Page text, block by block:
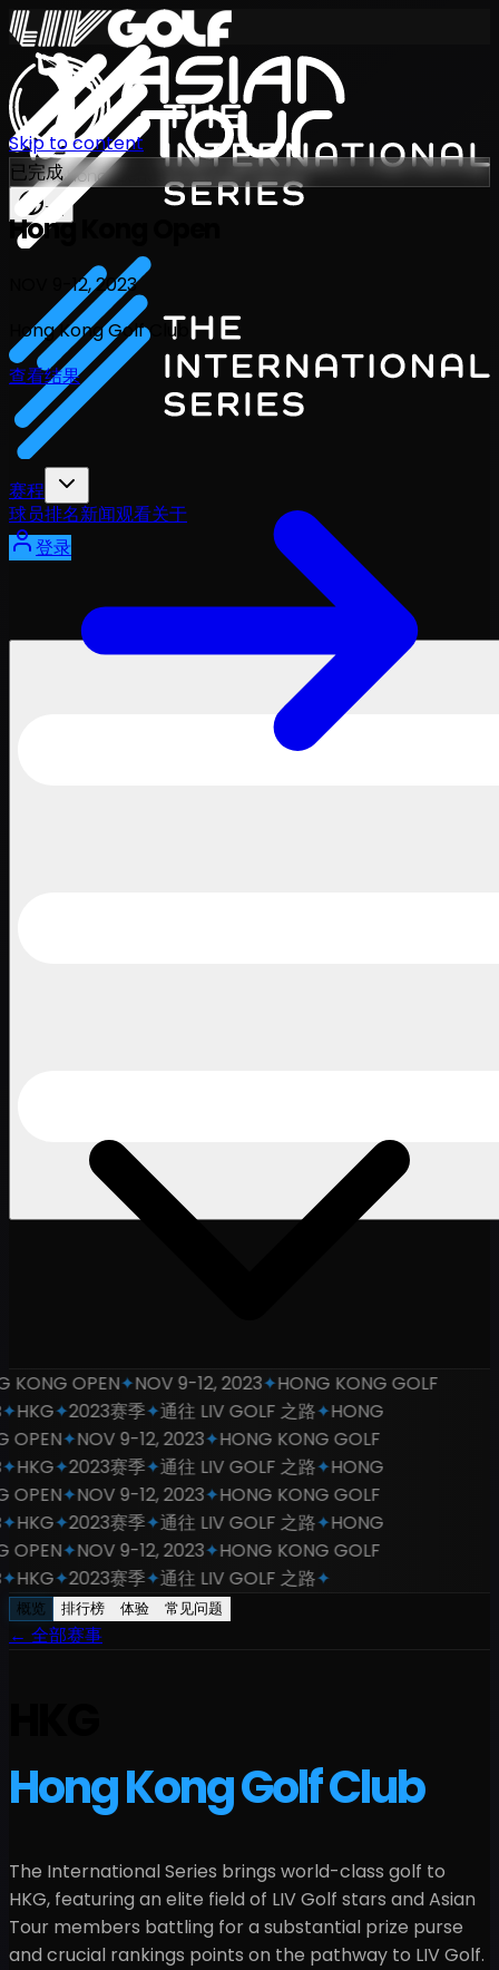
International Series 2026
ZH
赛程
球员排名新闻观看关于
登录
Skip to content
已完成
Hong Kong Open
NOV 9-12, 2023
Hong Kong Golf Club
查看结果
KONG OPEN✦NOV 9-12, 2023✦HONG KONG GOLF
HKG✦2023赛季✦通往 LIV GOLF 之路✦HONG
✦NOV 9-12, 2023✦HONG KONG GOLF
HKG✦2023赛季✦通往 LIV GOLF 之路✦HONG
✦NOV 9-12, 2023✦HONG KONG GOLF
HKG✦2023赛季✦通往 LIV GOLF 之路✦HONG
✦NOV 9-12, 2023✦HONG KONG GOLF
HKG✦2023赛季✦通往 LIV GOLF 之路✦
概览 排行榜 体验 常见问题
← 全部赛事
Hong Kong Golf Club
The International Series brings world-class golf to
HKG, featuring an elite field of LIV Golf stars and Asian
Tour members battling for a substantial prize purse
and crucial rankings points on the pathway to LIV Golf.